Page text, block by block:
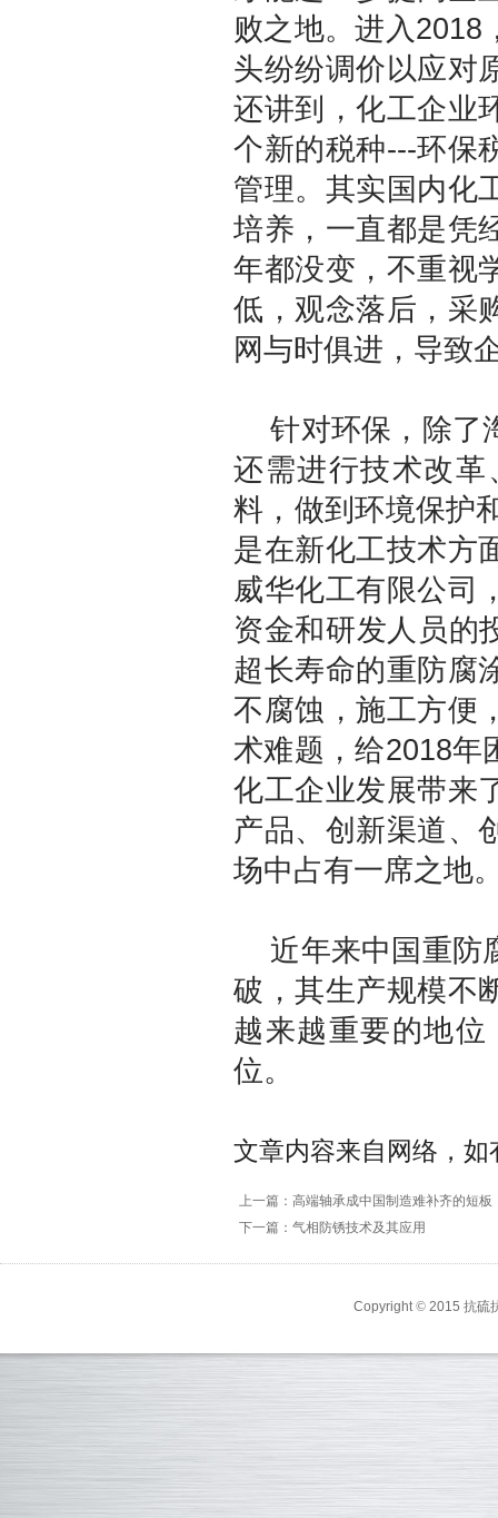
败之地。进入2018
头纷纷调价以应对
还讲到，化工企业
个新的税种---环保
管理。其实国内化
培养，一直都是凭
年都没变，不重视
低，观念落后，采
网与时俱进，导致
针对环保，除了
还需进行技术改
料，做到环境保护
是在新化工技术方
威华化工有限公司
资金和研发人员的
超长寿命的重防腐
不腐蚀，施工方便
术难题，给2018年
化工企业发展带来
产品、创新渠道、
场中占有一席之地
近年来中国重防
破，其生产规模不
越来越重要的地
位。
文章内容来自网络，
上一篇：高端轴承成中国制造难补齐的短板
下一篇：气相防锈技术及其应用
Copyright©2015 抗硫